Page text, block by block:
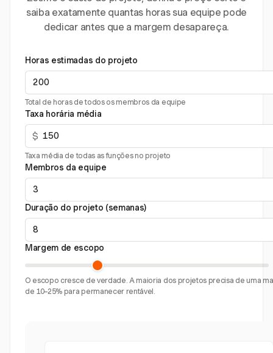
saiba exatamente quantas horas sua equipe pode
dedicar antes que a margem desapareça.
Horas estimadas do projeto
Total de horas de todos os membros da equipe
Taxa horária média
$
Taxa média de todas as funções no projeto
Membros da equipe
Duração do projeto (semanas)
Margem de escopo
O escopo cresce de verdade. A maioria dos projetos precisa de uma
de 10–25% para permanecer rentável.